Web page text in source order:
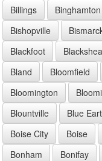
Billings
Binghamton
Bishopville
Blackfoot
Bland
Bloomfield
Bloomington
Blountville
Blue
Boise City
Boise
Bonham
Bonifay